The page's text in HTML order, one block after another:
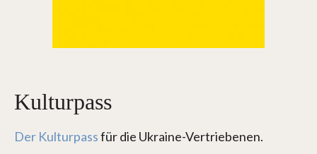
Kulturpass
Der Kulturpassfür die Ukraine-Vertriebenen.